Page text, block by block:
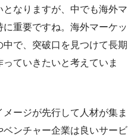
なりますが、中でも海外マ
重要ですね。海外マーケッ
中で、突破口を見つけて長期
ていきたいと考えていま
ージが先行して人材が集ま
ンチャー企業は良いサービ